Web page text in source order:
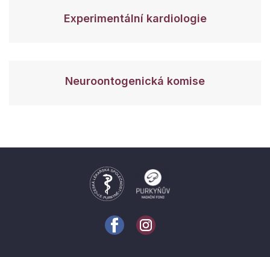
Experimentální kardiologie
Neuroontogenická komise